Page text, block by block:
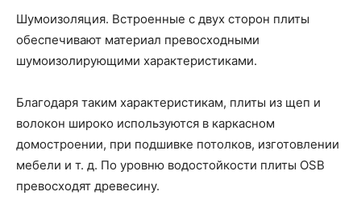
Шумоизоляция. Встроенные с двух сторон плиты
обеспечивают материал превосходными
шумоизолирующими характеристиками.
Благодаря таким характеристикам, плиты из щеп и
волокон широко используются в каркасном
домостроении, при подшивке потолков, изготовлении
мебели и т. д. По уровню водостойкости плиты OSB
превосходят древесину.